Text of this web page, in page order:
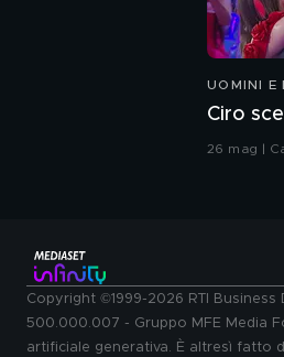
UOMINI E
Ciro
26 mag |
Copyright ©1999-2026 RTI
500.000.007 - Gruppo MFE Media
artificiale generativa. È altresì fatto